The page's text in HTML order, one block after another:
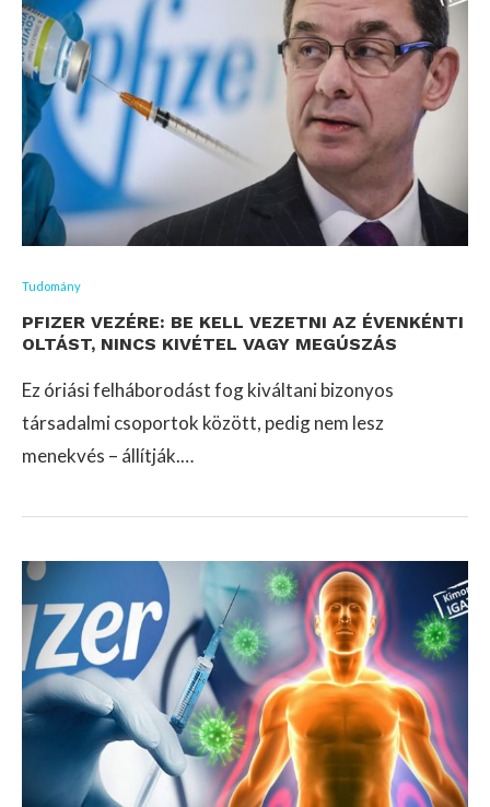
Tudomány
PFIZER VEZÉRE: BE KELL VEZETNI AZ ÉVENKÉNTI
OLTÁST, NINCS KIVÉTEL VAGY MEGÚSZÁS
Ez óriási felháborodást fog kiváltani bizonyos
társadalmi csoportok között, pedig nem lesz
menekvés – állítják.…